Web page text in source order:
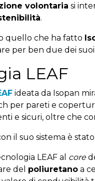
volontaria si
.
quello che ha fatto
per ben due dei
LEAF
ideata da Isopan
per pareti e
e sicuri, oltre che
il suo sistema è
LEAF al core
del poliuretano a